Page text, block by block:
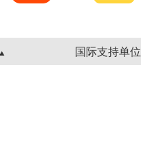
国际支持单位